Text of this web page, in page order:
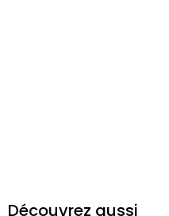
Découvrez aussi